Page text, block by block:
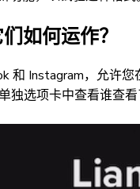
如何运作？
和 Instagram，允许
独选项卡中查看谁查